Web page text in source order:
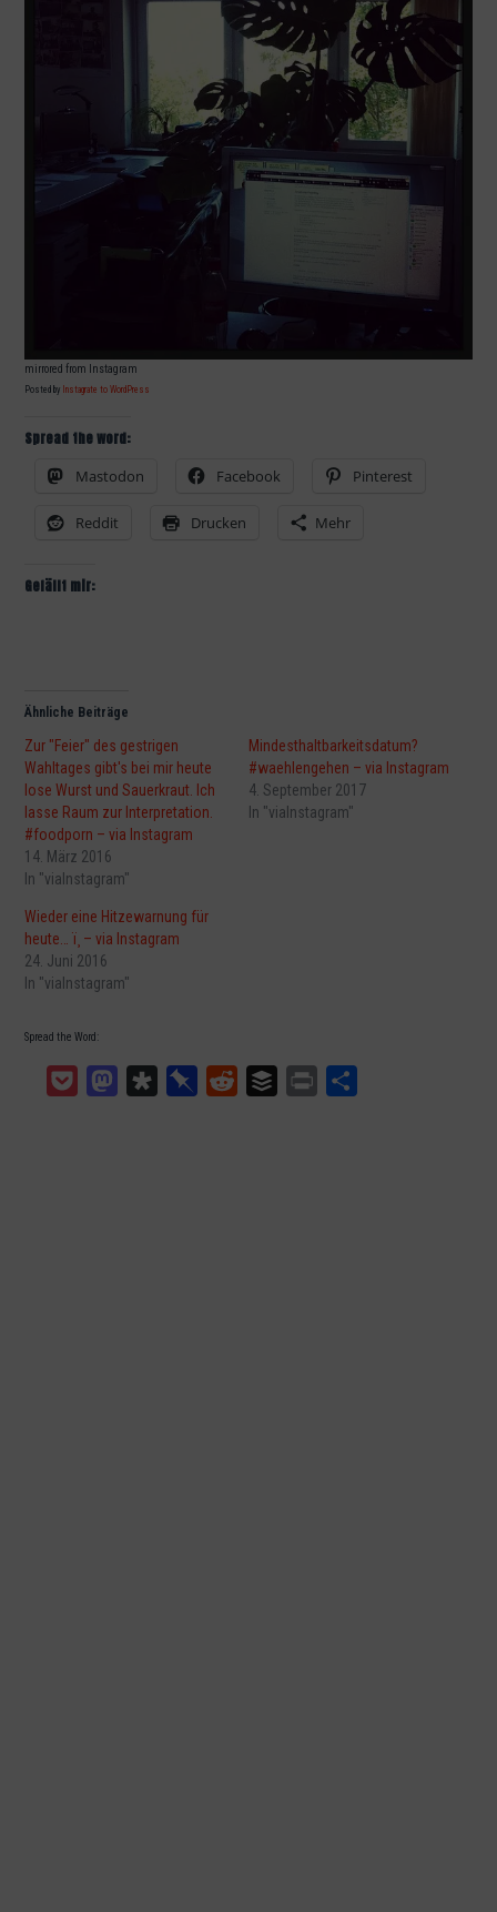
mirrored from Instagram
Posted by Instagrate to WordPress
Spread the word:
Mastodon
Facebook Pinterest
Reddit Drucken Mehr
Gefällt mir:
Ähnliche Beiträge
Zur "Feier" des gestrigen
Wahltages gibt's bei mir heute
lose Wurst und Sauerkraut. Ich
lasse Raum zur Interpretation.
#foodporn – via Instagram
14. März 2016
In "viaInstagram"
Mindesthaltbarkeitsdatum?
#waehlengehen – via Instagram
4. September 2017
In "viaInstagram"
Wieder eine Hitzewarnung für
heute… ï¸ – via Instagram
24. Juni 2016
In "viaInstagram"
Spread the Word:
Pocket MastodonDiasporaPinboardReddit Buffer Print